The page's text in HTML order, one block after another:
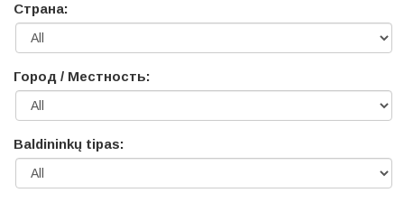
Страна:
Город / Местность:
Baldininkų tipas: